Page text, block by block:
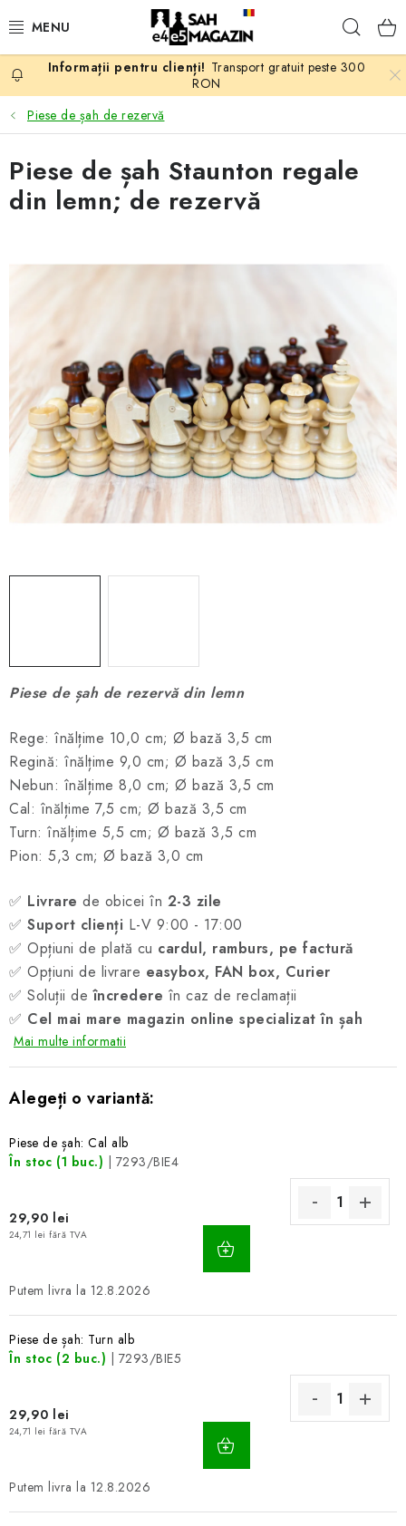
PROMOTII
ȘAH
PIESE DE ȘAH
CEAS DE ȘAH
CĂRȚI DE ȘAH
ANTICARIAT
ȘAH ONLINE
MERCH ȘAH
CADOURI
Transport gratuit peste 300
RON
Piese de șah de rezervă
Piese de șah de rezervă din lemn
Rege: înălțime 10,0 cm; Ø bază 3,5 cm
Regină: înălțime 9,0 cm; Ø bază 3,5 cm
Nebun: înălțime 8,0 cm; Ø bază 3,5 cm
Cal: înălțime 7,5 cm; Ø bază 3,5 cm
Turn: înălțime 5,5 cm; Ø bază 3,5 cm
Pion: 5,3 cm; Ø bază 3,0 cm
✅ Livrare de obicei în 2-3 zile
✅ Suport clienți L-V 9:00 - 17:00
✅ Opțiuni de plată cu cardul, ramburs, pe factură
✅ Opțiuni de livrare easybox, FAN box, Curier
✅ Soluții deîncredere în caz de reclamații
✅ Cel mai mare magazin online specializat în șah
Mai multe informatii
Piese de șah: Cal alb
În stoc (1 buc.) | 7293/BIE4
29,90 lei
24,71 lei fără TVA
COŞ
12.8.2026
Piese de șah: Turn alb
În stoc (2 buc.) | 7293/BIE5
29,90 lei
24,71 lei fără TVA
COŞ
12.8.2026
Piese de șah Staunton regale
din lemn; de rezervă